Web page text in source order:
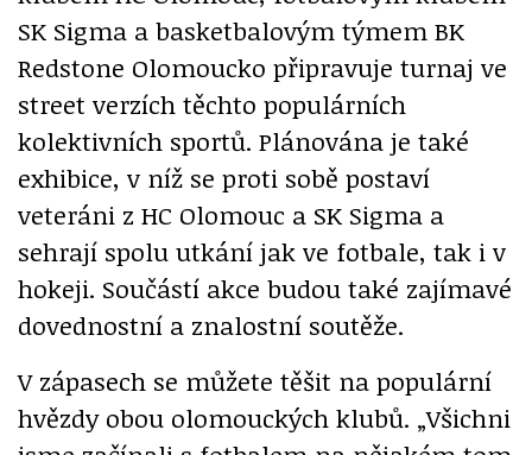
SK Sigma a basketbalovým týmem BK
Redstone Olomoucko připravuje turnaj ve
street verzích těchto populárních
kolektivních sportů. Plánována je také
exhibice, v níž se proti sobě postaví
veteráni z HC Olomouc a SK Sigma a
sehrají spolu utkání jak ve fotbale, tak i v
hokeji. Součástí akce budou také zajímavé
dovednostní a znalostní soutěže.
V zápasech se můžete těšit na populární
hvězdy obou olomouckých klubů. „Všichni